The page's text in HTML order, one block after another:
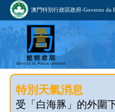
澳門特別行政區政府-Governo da
特別天氣消息
受「白海豚」的外圍